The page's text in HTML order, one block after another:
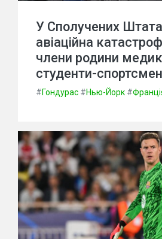
У Сполучених
авіаційна
члени родини
студенти-
#Гондурас #Нью-Йорк #